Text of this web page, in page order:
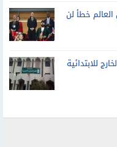
خطأ لن
للابتدائية